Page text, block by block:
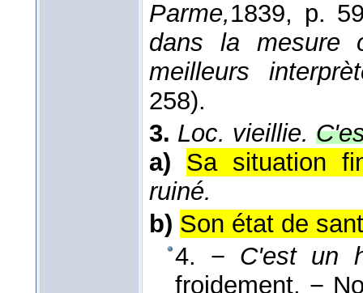
Parme,1839, p.
dans la mesure
meilleurs
258).
3. Loc. vieillie.
a) Sa situation
ruiné.
b) Son état de
4. − C'est un
froidement. −